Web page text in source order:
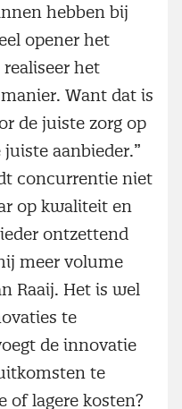
hebben bij
opener het
realiseer het
Want dat is
de juiste zorg op
aanbieder.”
concurrentie niet
op kwaliteit en
ontzettend
meer volume
Raaij. Het is wel
te
de innovatie
te
of lagere kosten?